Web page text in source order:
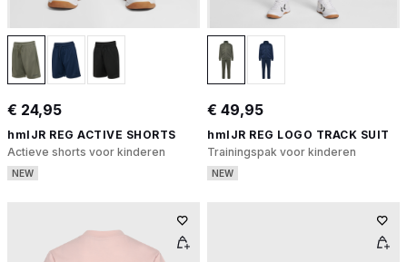
€ 24,95
hmlJR REG ACTIVE SHORTS
Actieve shorts voor kinderen
NEW
€ 49,95
hmlJR REG LOGO TRACK SUIT
Trainingspak voor kinderen
NEW